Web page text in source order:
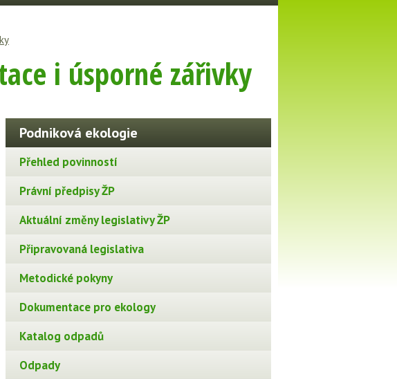
i úsporné zářivky
Podniková ekologie
Přehled povinností
Právní předpisy ŽP
Aktuální změny legislativy ŽP
Připravovaná legislativa
Metodické pokyny
Dokumentace pro ekology
Katalog odpadů
Odpady